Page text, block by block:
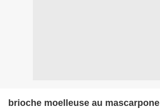
brioche moelleuse au mascarpone